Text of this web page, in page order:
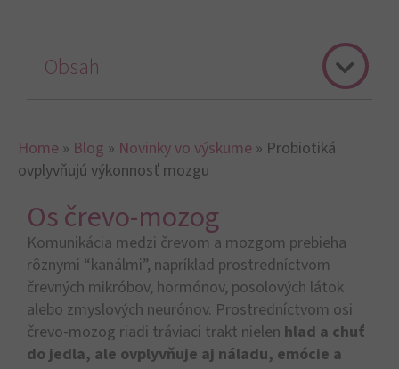
Home » Blog » Novinky vo výskume » Probiotiká
ovplyvňujú výkonnosť mozgu
Os črevo-mozog
Komunikácia medzi črevom a mozgom prebieha
rôznymi “kanálmi”, napríklad prostredníctvom
črevných mikróbov, hormónov, posolových látok
alebo zmyslových neurónov. Prostredníctvom osi
črevo-mozog riadi tráviaci trakt nielen hlad a chuť
do jedla, ale ovplyvňuje aj náladu, emócie a
Obsah